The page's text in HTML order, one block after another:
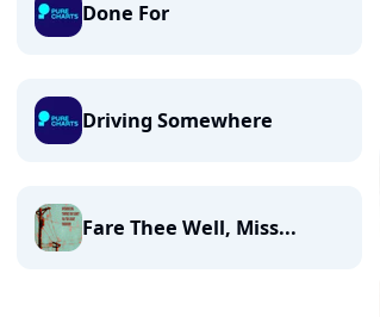
Done For
Driving Somewhere
Fare Thee Well, Miss...